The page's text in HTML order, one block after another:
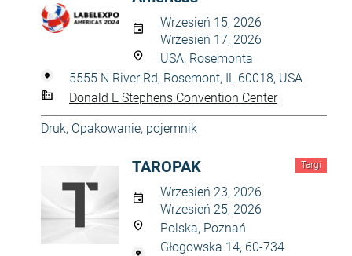
Wrzesień 15, 2026
Wrzesień 17, 2026
USA, Rosemonta
5555 N River Rd, Rosemont, IL 60018, USA
Donald E Stephens Convention Center
Druk, Opakowanie, pojemnik
Targi
TAROPAK
Wrzesień 23, 2026
Wrzesień 25, 2026
Polska, Poznań
Głogowska 14, 60-734